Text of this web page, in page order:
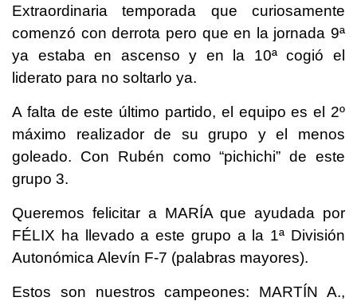
Extraordinaria temporada que curiosamente
comenzó con derrota pero que en la jornada 9ª
ya estaba en ascenso y en la 10ª cogió el
liderato para no soltarlo ya.
A falta de este último partido, el equipo es el 2º
máximo realizador de su grupo y el menos
goleado. Con Rubén como “pichichi” de este
grupo 3.
Queremos felicitar a MARÍA que ayudada por
FÉLIX ha llevado a este grupo a la 1ª División
Autonómica Alevín F-7 (palabras mayores).
Estos son nuestros campeones: MARTÍN A.,